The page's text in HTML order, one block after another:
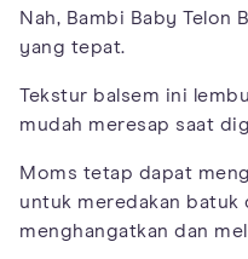
Nah, Bambi Baby Telon
yang tepat.
Tekstur balsem ini
mudah meresap saat
Moms tetap dapat
untuk meredakan batuk
menghangatkan dan